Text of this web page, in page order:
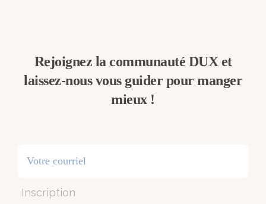
Rejoignez la communauté DUX et
laissez-nous vous guider pour manger
mieux !
Inscription